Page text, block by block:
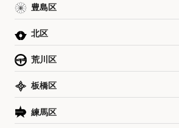
豊島区
北区
荒川区
板橋区
練馬区